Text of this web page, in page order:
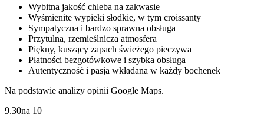
Wybitna jakość chleba na zakwasie
Wyśmienite wypieki słodkie, w tym croissanty
Sympatyczna i bardzo sprawna obsługa
Przytulna, rzemieślnicza atmosfera
Piękny, kuszący zapach świeżego pieczywa
Płatności bezgotówkowe i szybka obsługa
Autentyczność i pasja wkładana w każdy bochenek
Na podstawie analizy opinii Google Maps.
9.30na 10